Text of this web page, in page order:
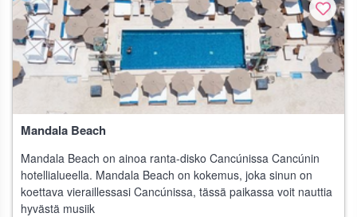
Mandala Beach
Mandala Beach on ainoa ranta-disko Cancúnissa Cancúnin
hotellialueella. Mandala Beach on kokemus, joka sinun on
koettava vieraillessasi Cancúnissa, tässä paikassa voit nauttia
hyvästä musiik